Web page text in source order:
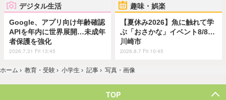
デジタル生活
Google、アプリ向け年齢確認
APIを年内に世界展開…未成年
者保護を強化
2026.7.31 Fri 13:45
趣味・娯楽
【夏休み2026】魚に触れて学
ぶ「おさかな」イベント8/8…
川崎市
2026.8.7 Fri 10:45
ホーム › 教育・受験 › 小学生 › 記事 › 写真・画像
TOP